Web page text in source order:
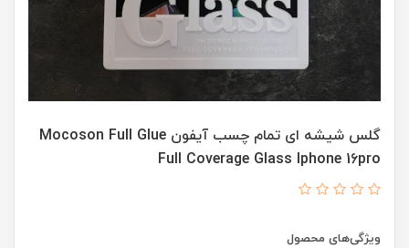
گلس شیشه ای تمام چسب آیفون Mocoson Full Glue
Full Coverage Glass Iphone 16pro
ویژگی‌های محصول